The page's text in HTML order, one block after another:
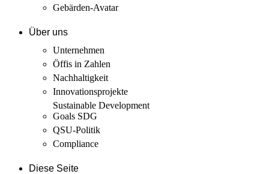
Gebärden-Avatar
Über uns
Unternehmen
Öffis in Zahlen
Nachhaltigkeit
Innovations­projekte
Sustainable Development
Goals SDG
QSU-Politik
Compliance
Diese Seite